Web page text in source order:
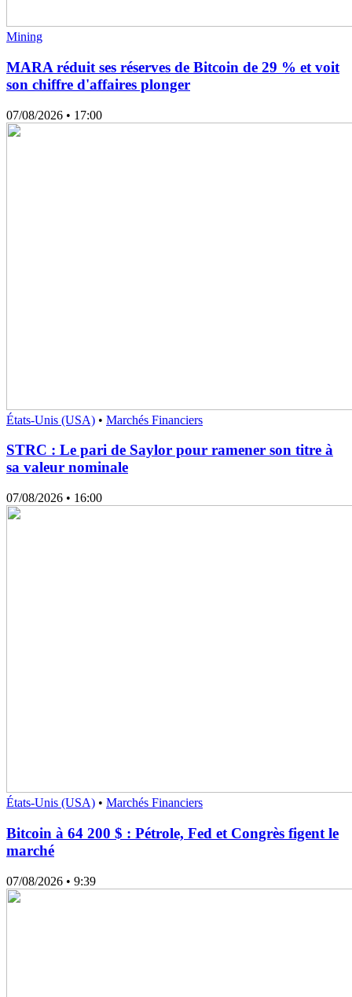
Mining
MARA réduit ses réserves de Bitcoin de 29 % et voit
son chiffre d'affaires plonger
07/08/2026 • 17:00
États-Unis (USA) • Marchés Financiers
STRC : Le pari de Saylor pour ramener son titre à
sa valeur nominale
07/08/2026 • 16:00
États-Unis (USA) • Marchés Financiers
Bitcoin à 64 200 $ : Pétrole, Fed et Congrès figent le
marché
07/08/2026 • 9:39